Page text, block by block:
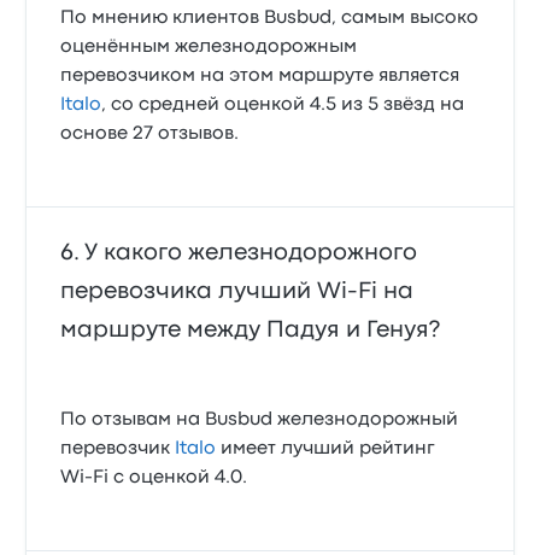
По мнению клиентов Busbud, самым высоко
оценённым железнодорожным
перевозчиком на этом маршруте является
Italo, со средней оценкой 4.5 из 5 звёзд на
основе 27 отзывов.
У какого железнодорожного
перевозчика лучший Wi‑Fi на
маршруте между Падуя и Генуя?
По отзывам на Busbud железнодорожный
перевозчик Italo имеет лучший рейтинг
Wi‑Fi с оценкой 4.0.